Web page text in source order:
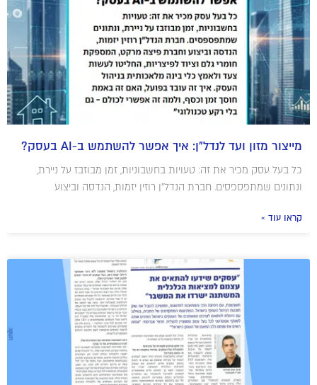
מייצור מזון ועד לנדל"ן: איך אפשר להשתמש ב-AI בעסק?
כל בעל עסק מכיר את זה: טעויות בחשבוניות, זמן מבוזבז על ניירת,
ונתונים שמתפספסים. חברת הנדל"ן רוזין יזמות, הנדסה וביצוע
קראו עוד »